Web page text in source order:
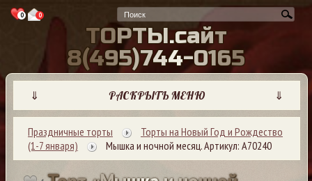
0 0
ТОРТЫ.сайт
8(495)744-0165
⇓ РАСКРЫТЬ МЕНЮ ⇓
Праздничные торты
Торты на Новый Год и Рождество
(1-7 января)
Мышка и ночной месяц. Артикул: А70240